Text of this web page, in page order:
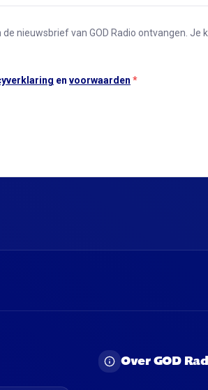
nieuwsbrief van GOD Radio ontvangen. Je
en voorwaarden *
Over GOD